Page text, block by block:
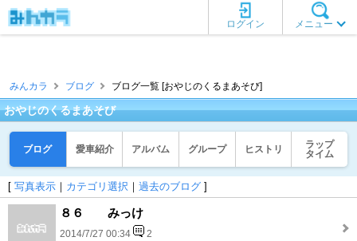
メニュー
ログイン
みんカラ ブログ ブログ一覧 [おやじのくるまあそび]
おやじのくるまあそび
ブログ 愛車紹介 アルバム グループ ヒストリ
ラップ
タイム
[ 写真表示 ｜ カテゴリ選択 ｜ 過去のブログ ]
８６ みっけ
2014/7/27 00:34 2